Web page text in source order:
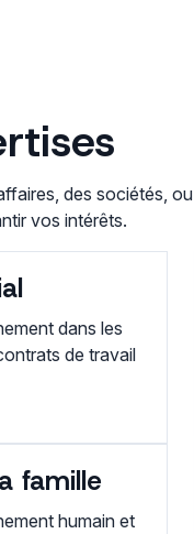
des sociétés, ou
vos intérêts.
dans les
de travail
famille
humain et